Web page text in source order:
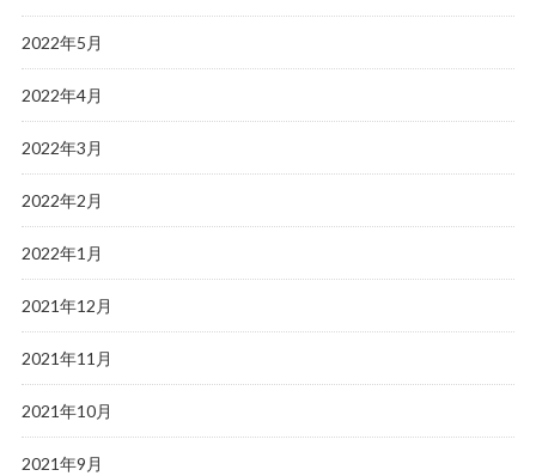
2022年5月
2022年4月
2022年3月
2022年2月
2022年1月
2021年12月
2021年11月
2021年10月
2021年9月